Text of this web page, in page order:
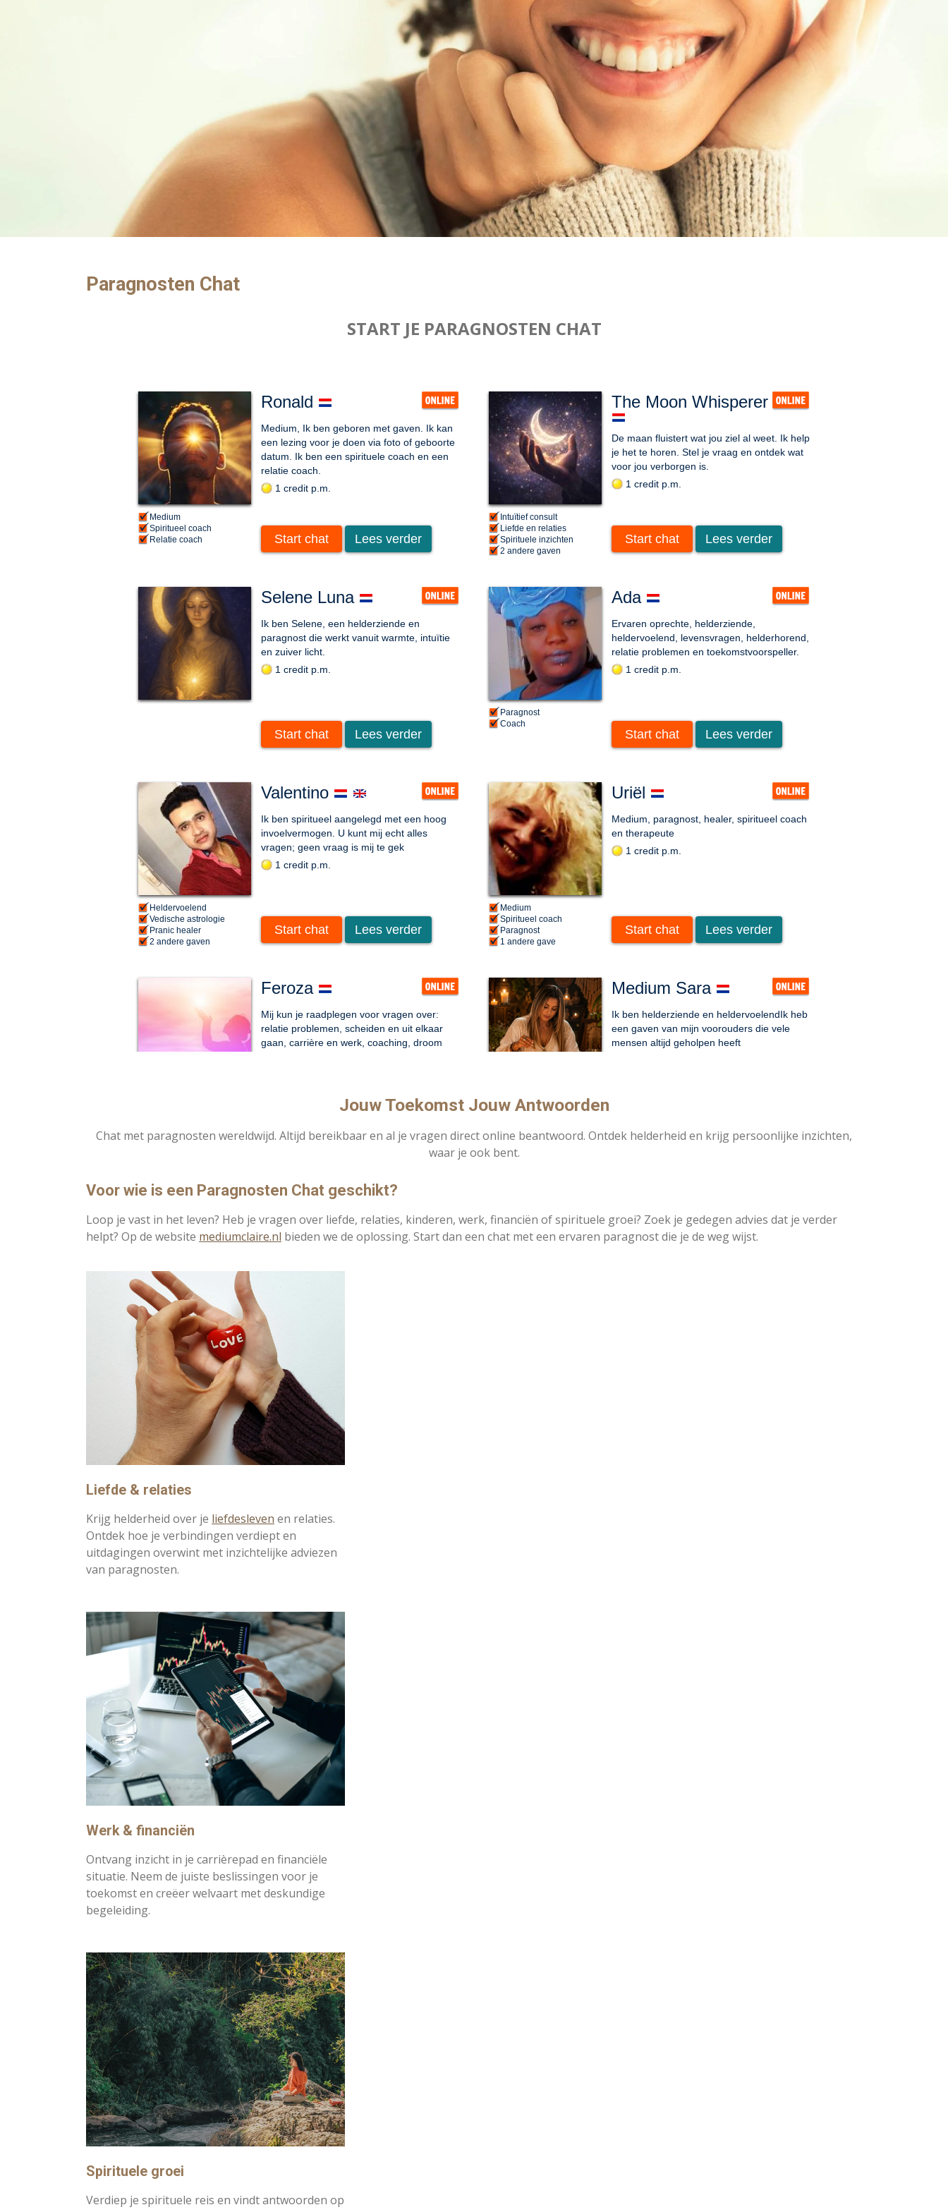
Paragnosten Chat
START JE PARAGNOSTEN CHAT
Jouw Toekomst Jouw Antwoorden
Chat met paragnosten wereldwijd. Altijd bereikbaar en al je vragen direct online beantwoord. Ontdek helderheid en krijg persoonlijke inzichten,
waar je ook bent.
Voor wie is een Paragnosten Chat geschikt?
Loop je vast in het leven? Heb je vragen over liefde, relaties, kinderen, werk, financiën of spirituele groei? Zoek je gedegen advies dat je verder
helpt? Op de website mediumclaire.nl bieden we de oplossing. Start dan een chat met een ervaren paragnost die je de weg wijst.
Liefde & relaties
Krijg helderheid over je liefdesleven en relaties.
Ontdek hoe je verbindingen verdiept en
uitdagingen overwint met inzichtelijke adviezen
van paragnosten.
Werk & financiën
Ontvang inzicht in je carrièrepad en financiële
situatie. Neem de juiste beslissingen voor je
toekomst en creëer welvaart met deskundige
begeleiding.
Spirituele groei
Verdiep je spirituele reis en vindt antwoorden op